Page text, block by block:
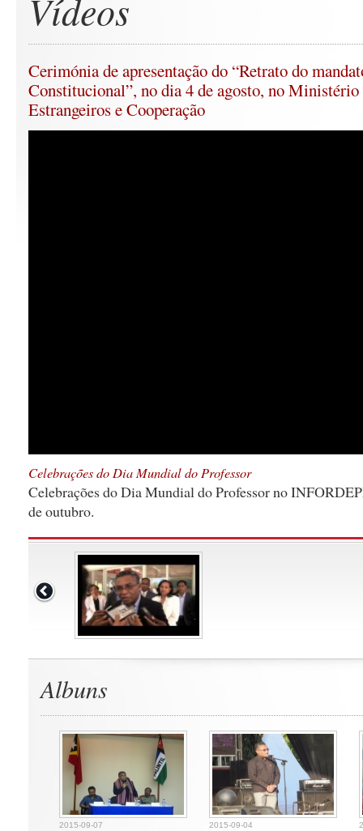
Vídeos
Cerimónia de apresentação do “Retrato do
Constitucional”, no dia 4 de agosto, no Ministério
Estrangeiros e Cooperação
Celebrações do Dia Mundial do Professor
Celebrações do Dia Mundial do Professor no
de outubro.
Albuns
2015-09-07 2015-09-04